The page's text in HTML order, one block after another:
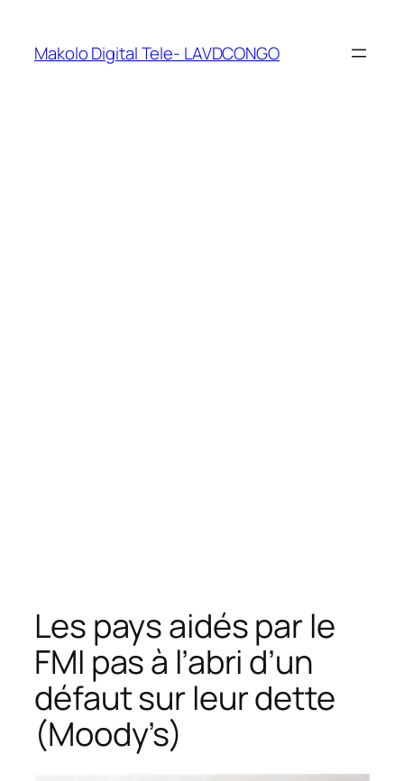
Makolo Digital Tele- LAVDCONGO
Les pays aidés par le
FMI pas à l’abri d’un
défaut sur leur dette
(Moody’s)